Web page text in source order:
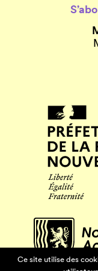
Ce site utilise des